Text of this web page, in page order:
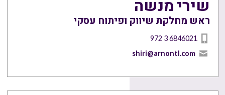
שירי מנשה
ראש מחלקת שיווק ופיתוח עסקי
972 3 6846021
shiri@arnontl.com